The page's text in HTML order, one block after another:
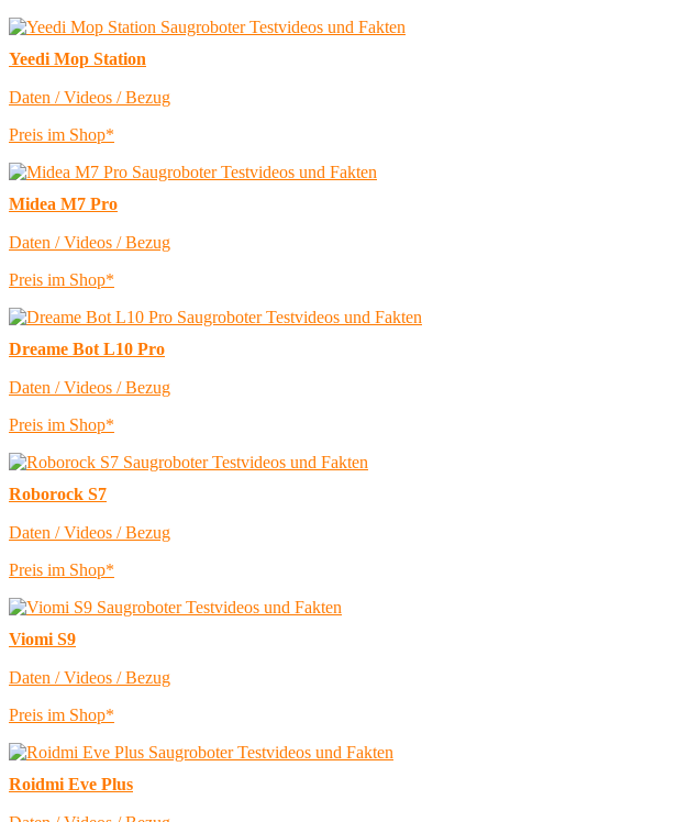
Yeedi Mop Station
Daten / Videos / Bezug
Preis im Shop*
Midea M7 Pro
Daten / Videos / Bezug
Preis im Shop*
Dreame Bot L10 Pro
Daten / Videos / Bezug
Preis im Shop*
Roborock S7
Daten / Videos / Bezug
Preis im Shop*
Viomi S9
Daten / Videos / Bezug
Preis im Shop*
Roidmi Eve Plus